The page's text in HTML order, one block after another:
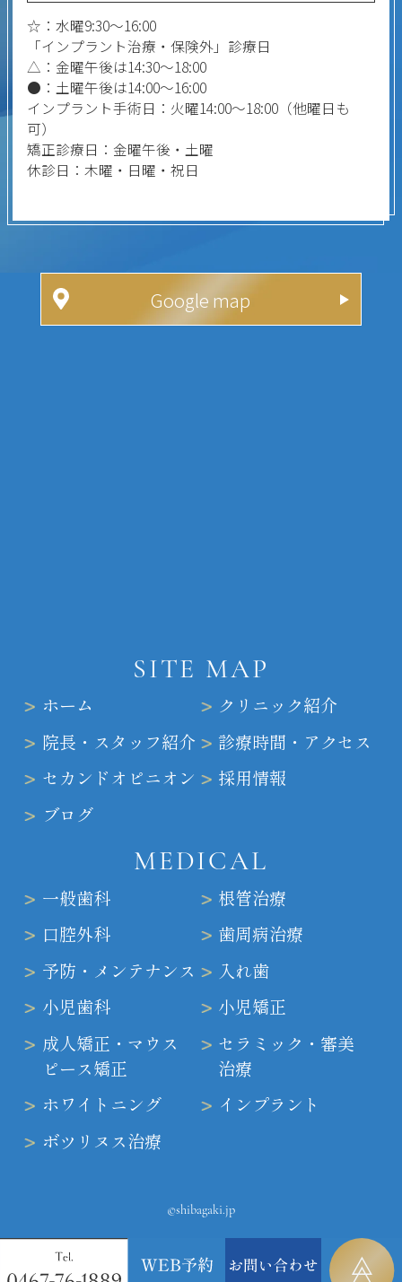
☆：水曜9:30～16:00
「インプラント治療・保険外」診療日
△：金曜午後は14:30～18:00
●：土曜午後は14:00～16:00
インプラント手術日：火曜14:00～18:00（他曜日も
可）
矯正診療日：金曜午後・土曜
休診日：木曜・日曜・祝日
Google map
SITE MAP
ホーム クリニック紹介
院長・スタッフ紹介 診療時間・アクセス
セカンドオピニオン 採用情報
ブログ
MEDICAL
一般歯科
小児矯正
根管治療
成人矯正・マウス
ピース矯正
口腔外科
セラミック・審美
治療
歯周病治療
ホワイトニング
予防・メンテナンス
インプラント
入れ歯
ボツリヌス治療
小児歯科
©shibagaki.jp